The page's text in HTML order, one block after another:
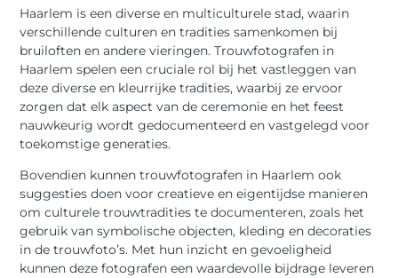
Haarlem is een diverse en multiculturele stad, waarin
verschillende culturen en tradities samenkomen bij
bruiloften en andere vieringen. Trouwfotografen in
Haarlem spelen een cruciale rol bij het vastleggen van
deze diverse en kleurrijke tradities, waarbij ze ervoor
zorgen dat elk aspect van de ceremonie en het feest
nauwkeurig wordt gedocumenteerd en vastgelegd voor
toekomstige generaties.
Bovendien kunnen trouwfotografen in Haarlem ook
suggesties doen voor creatieve en eigentijdse manieren
om culturele trouwtradities te documenteren, zoals het
gebruik van symbolische objecten, kleding en decoraties
in de trouwfoto’s. Met hun inzicht en gevoeligheid
kunnen deze fotografen een waardevolle bijdrage leveren